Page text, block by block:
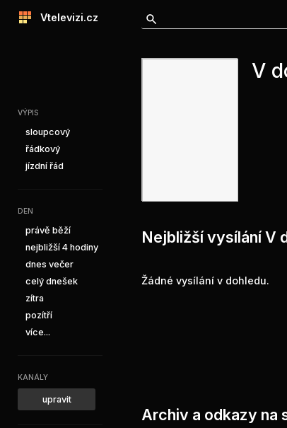
Vtelevizi.cz
VÝPIS
sloupcový
řádkový
jízdní řád
DEN
právě běží
nejbližší 4 hodiny
dnes večer
celý dnešek
zítra
pozítří
více...
KANÁLY
upravit
V
Nejbližší vysílání V
Žádné vysílání v dohledu.
Archiv a odkazy na